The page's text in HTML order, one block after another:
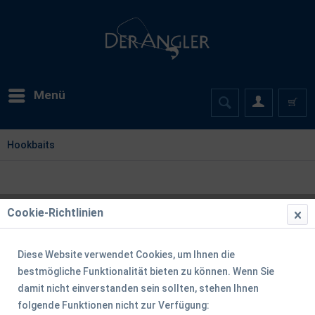
Menü
Hookbaits
Cookie-Richtlinien
Diese Website verwendet Cookies, um Ihnen die
bestmögliche Funktionalität bieten zu können. Wenn Sie
damit nicht einverstanden sein sollten, stehen Ihnen
folgende Funktionen nicht zur Verfügung: